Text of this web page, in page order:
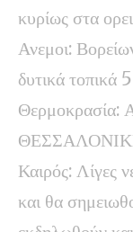
κυρίως στα
Ανεμοι:
δυτικά τοπικά
Θερμοκρασία:
Καιρός: Λίγες
και θα